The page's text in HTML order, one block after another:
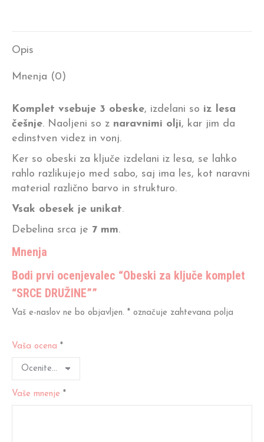
Opis
Mnenja (0)
Komplet vsebuje 3 obeske, izdelani so iz lesa
češnje. Naoljeni so z naravnimi olji, kar jim da
edinstven videz in vonj.
Ker so obeski za ključe izdelani iz lesa, se lahko
rahlo razlikujejo med sabo, saj ima les, kot naravni
material različno barvo in strukturo.
Vsak obesek je unikat.
Debelina srca je 7 mm.
Mnenja
Bodi prvi ocenjevalec “Obeski za ključe komplet
“SRCE DRUŽINE””
Vaš e-naslov ne bo objavljen. * označuje zahtevana polja
Vaša ocena *
Vaše mnenje *